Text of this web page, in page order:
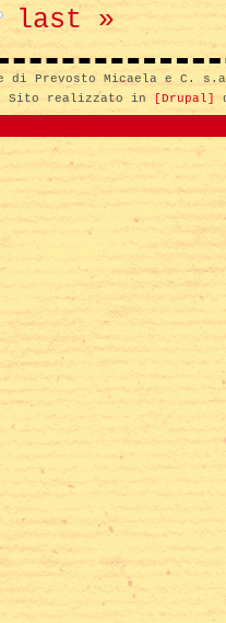
last »
di Prevosto Micaela e C.
Sito realizzato in
[Drupal]